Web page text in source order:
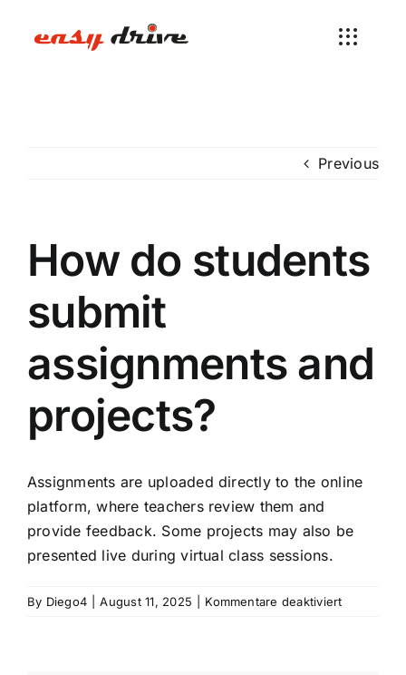
Previous
How do students
submit
assignments and
projects?
Assignments are uploaded directly to the online
platform, where teachers review them and
provide feedback. Some projects may also be
presented live during virtual class sessions.
By Diego4 August 11, 2025 Kommentare deaktiviertfür